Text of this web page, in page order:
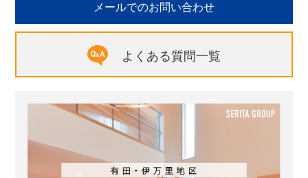
メールでのお問い合わせ
よくある質問一覧